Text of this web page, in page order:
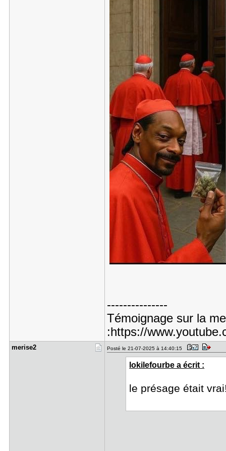
---------------
Témoignage sur la
:https://
merise2 Posté le 21-07-2025 à 14:40:15
lokilefourbe a écrit :
le présage était